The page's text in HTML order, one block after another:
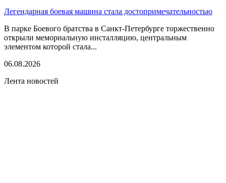
Легендарная боевая машина стала достопримечательностью
В парке Боевого братства в Санкт-Петербурге торжественно
открыли мемориальную инсталляцию, центральным
элементом которой стала...
06.08.2026
Лента новостей